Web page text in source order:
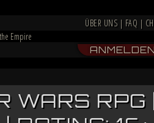
ÜBER UNS | FAQ |
WARS